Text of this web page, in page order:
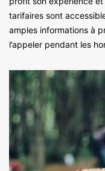
tarifaires sont
amples informations à
l’appeler pendant les